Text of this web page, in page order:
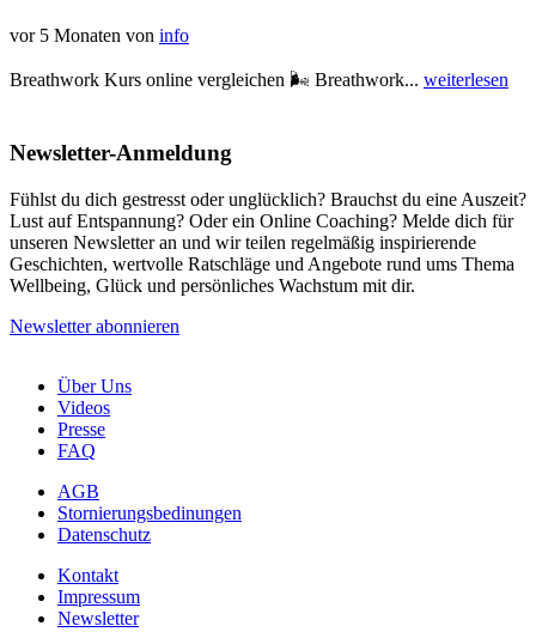
vor 5 Monaten von info
Breathwork Kurs online vergleichen 🌬️ Breathwork... weiterlesen
Newsletter-Anmeldung
Fühlst du dich gestresst oder unglücklich? Brauchst du eine Auszeit?
Lust auf Entspannung? Oder ein Online Coaching? Melde dich für
unseren Newsletter an und wir teilen regelmäßig inspirierende
Geschichten, wertvolle Ratschläge und Angebote rund ums Thema
Wellbeing, Glück und persönliches Wachstum mit dir.
Newsletter abonnieren
Über Uns
Videos
Presse
FAQ
AGB
Stornierungsbedinungen
Datenschutz
Kontakt
Impressum
Newsletter